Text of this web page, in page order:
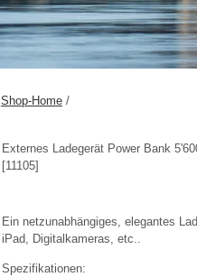
Shop-Home /
Externes Ladegerät Power Bank
[11105]
Ein netzunabhängiges, elegantes
iPad, Digitalkameras, etc..
Spezifikationen: